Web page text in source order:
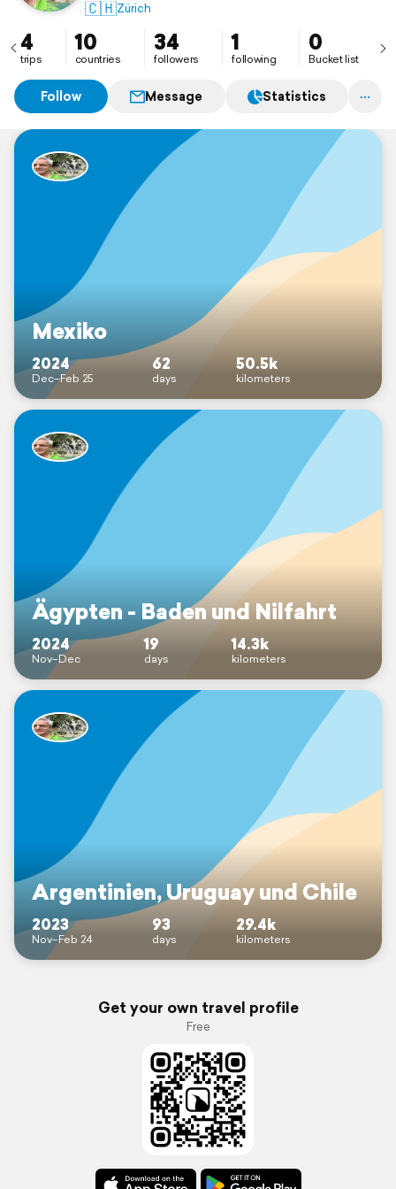
🇨🇭Zürich
4
trips
10
countries
34
followers
1
following
0
Bucket list
Follow Message Statistics
Mexiko
2024
Dec–Feb 25
62
days
50.5k
kilometers
Ägypten - Baden und Nilfahrt
2024
Nov–Dec
19
days
14.3k
kilometers
Argentinien, Uruguay und Chile
2023
Nov–Feb 24
93
days
29.4k
kilometers
Get your own travel profile
Free